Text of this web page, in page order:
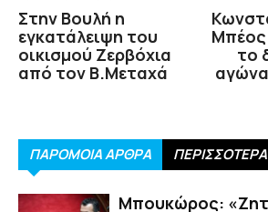
Στην Βουλή η
εγκατάλειψη του
οικισμού Ζερβόχια
από τον Β.Μεταχά
Μπέος
το
ΠΑΡΟΜΟΙΑ ΑΡΘΡΑ ΠΕΡΙΣΣΟΤΕΡΑ
Μπουκώρος: